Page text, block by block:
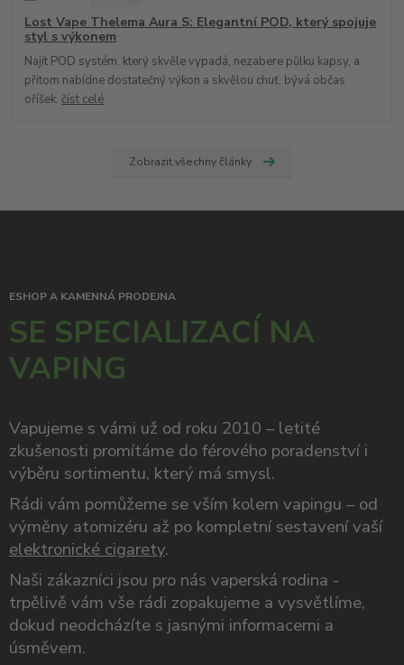
Lost Vape Thelema Aura S: Elegantní POD, který spojuje
styl s výkonem
Najít POD systém, který skvěle vypadá, nezabere půlku kapsy, a
přitom nabídne dostatečný výkon a skvělou chuť, bývá občas
oříšek. číst celé
Zobrazit všechny články
ESHOP A KAMENNÁ PRODEJNA
SE SPECIALIZACÍ NA
VAPING
Vapujeme s vámi už od roku 2010 – letité
zkušenosti promítáme do férového poradenství i
výběru sortimentu, který má smysl.
Rádi vám pomůžeme se vším kolem vapingu – od
výměny atomizéru až po kompletní sestavení vaší
elektronické cigarety.
Naši zákazníci jsou pro nás vaperská rodina -
trpělivě vám vše rádi zopakujeme a vysvětlíme,
dokud neodcházíte s jasnými informacemi a
úsměvem.